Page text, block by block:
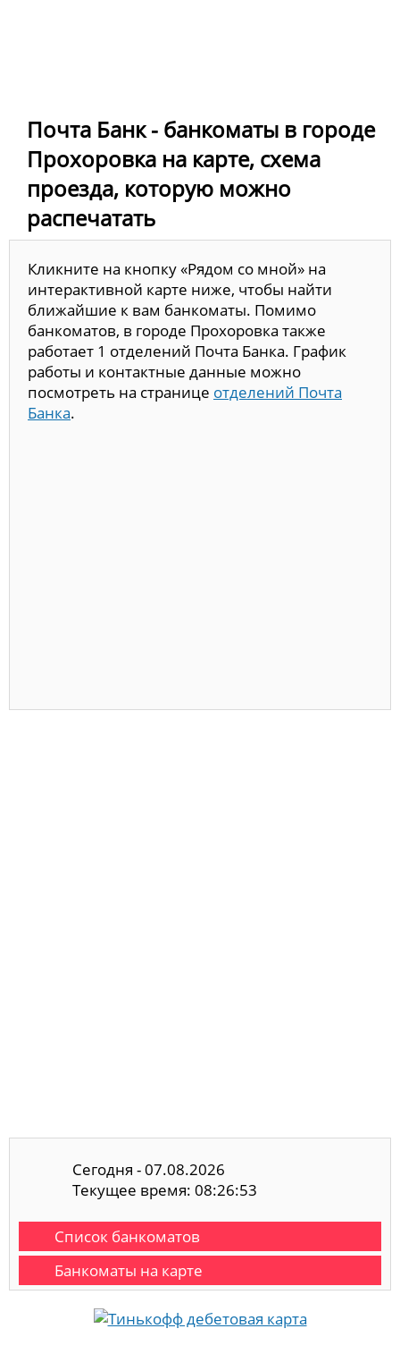
Почта Банк - банкоматы в городе
Прохоровка на карте, схема
проезда, которую можно
распечатать
Кликните на кнопку «Рядом со мной» на
интерактивной карте ниже, чтобы найти
ближайшие к вам банкоматы. Помимо
банкоматов, в городе Прохоровка также
работает 1 отделений Почта Банка. График
работы и контактные данные можно
посмотреть на странице отделений Почта
Банка.
Сегодня - 07.08.2026
Текущее время: 08:26:54
Список банкоматов
Банкоматы на карте